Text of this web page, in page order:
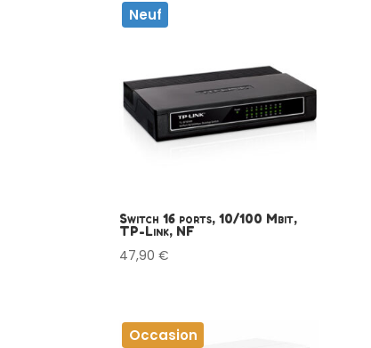
Neuf
Switch 16 ports, 10/100 Mbit,
TP-Link, NF
47,90€
Occasion